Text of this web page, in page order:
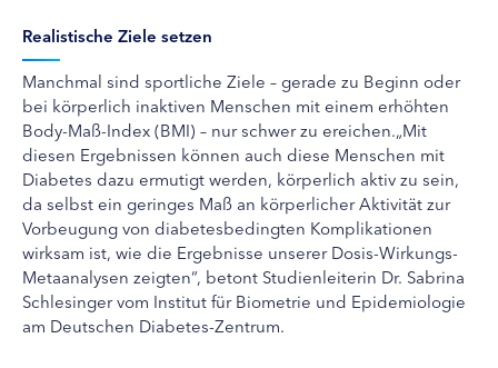
Realistische Ziele setzen
Manchmal sind sportliche Ziele – gerade zu Beginn oder
bei körperlich inaktiven Menschen mit einem erhöhten
Body-Maß-Index (BMI) – nur schwer zu ereichen.„Mit
diesen Ergebnissen können auch diese Menschen mit
Diabetes dazu ermutigt werden, körperlich aktiv zu sein,
da selbst ein geringes Maß an körperlicher Aktivität zur
Vorbeugung von diabetesbedingten Komplikationen
wirksam ist, wie die Ergebnisse unserer Dosis-Wirkungs-
Metaanalysen zeigten“, betont Studienleiterin Dr. Sabrina
Schlesinger vom Institut für Biometrie und Epidemiologie
am Deutschen Diabetes-Zentrum.